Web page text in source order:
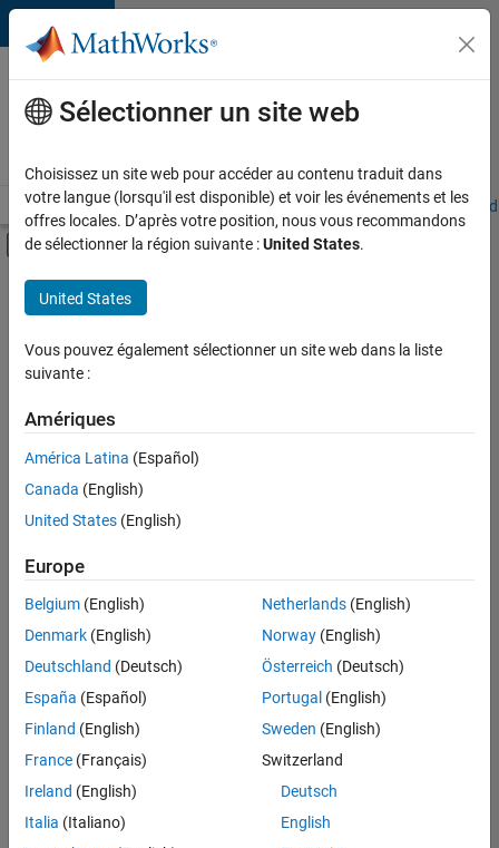
Passer au contenu
Votre
carrière
chez
Accueil Explorer nos opportunités Adresses de nos bureaux
Activer/désactiver l'affichage du menu
Contenu principal
FILTRER PAR
Programme destiné aux nouvelles carrières (EDG)
Globalisation
Ingénierie de la qualité
Enregistrer
sélectionnées
Les
descriptions
poste
n’ont
pas
été
traduites.
Sélectionner un site web
Choisissez un site web pour accéder au contenu traduit dans
votre langue (lorsqu'il est disponible) et voir les événements et les
offres locales. D’après votre position, nous vous recommandons
de sélectionner la région suivante :United States.
United States
Vous pouvez également sélectionner un site web dans la liste
suivante :
Amériques
América Latina (Español)
Canada (English)
United States (English)
Europe
Belgium (English)
Denmark (English)
Deutschland (Deutsch)
España (Español)
Finland (English)
France (Français)
Ireland (English)
Italia (Italiano)
Netherlands(English)
Norway(English)
Österreich (Deutsch)
Portugal (English)
Sweden (English)
Switzerland
Deutsch
English